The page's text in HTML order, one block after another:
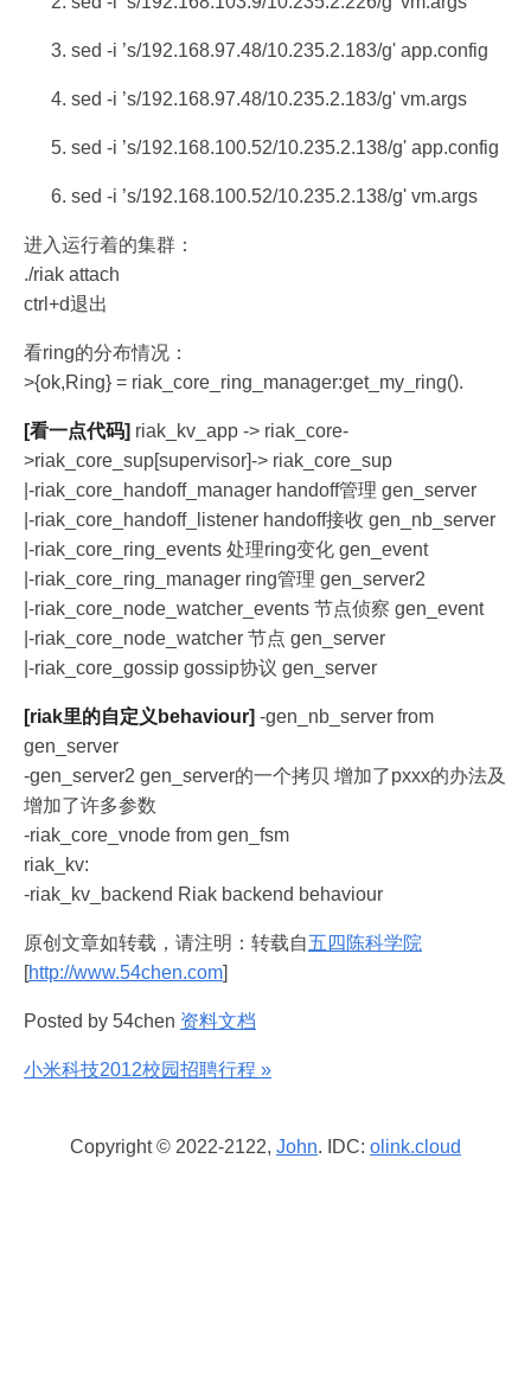
sed -i ’s/192.168.97.48/10.235.2.183/g' app.config
sed -i ’s/192.168.97.48/10.235.2.183/g' vm.args
sed -i ’s/192.168.100.52/10.235.2.138/g' app.config
sed -i ’s/192.168.100.52/10.235.2.138/g' vm.args
进入运行着的集群：
./riak attach
ctrl+d退出
看ring的分布情况：
>{ok,Ring} = riak_core_ring_manager:get_my_ring().
[看一点代码] riak_kv_app -> riak_core-
>riak_core_sup[supervisor]-> riak_core_sup
|-riak_core_handoff_manager handoff管理 gen_server
|-riak_core_handoff_listener handoff接收 gen_nb_server
|-riak_core_ring_events 处理ring变化 gen_event
|-riak_core_ring_manager ring管理 gen_server2
|-riak_core_node_watcher_events 节点侦察 gen_event
|-riak_core_node_watcher 节点 gen_server
|-riak_core_gossip gossip协议 gen_server
[riak里的自定义behaviour] -gen_nb_server from
gen_server
-gen_server2 gen_server的一个拷贝 增加了pxxx的办法及
增加了许多参数
-riak_core_vnode from gen_fsm
riak_kv:
-riak_kv_backend Riak backend behaviour
原创文章如转载，请注明：转载自五四陈科学院
[http://www.54chen.com]
Posted by 54chen 资料文档
小米科技2012校园招聘行程 »
Copyright © 2022-2122, John. IDC: olink.cloud